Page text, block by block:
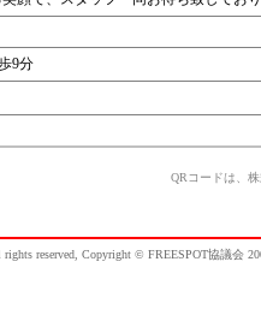
9分
QRコードは、
rights reserved, Copyright © FREESPOT協議会